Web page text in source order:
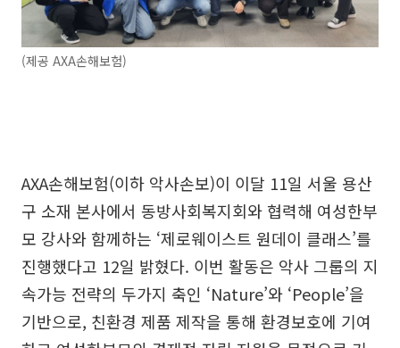
(제공 AXA손해보험)
AXA손해보험(이하 악사손보)이 이달 11일 서울 용산
구 소재 본사에서 동방사회복지회와 협력해 여성한부
모 강사와 함께하는 ‘제로웨이스트 원데이 클래스’를
진행했다고 12일 밝혔다. 이번 활동은 악사 그룹의 지
속가능 전략의 두가지 축인 ‘Nature’와 ‘People’을
기반으로, 친환경 제품 제작을 통해 환경보호에 기여